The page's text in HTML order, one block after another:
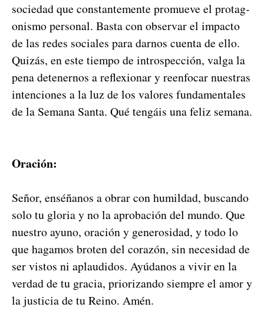
sociedad que con­stan­te­mente pro­mueve el pro­tag­
o­nis­mo per­son­al. Bas­ta con obser­var el impacto
de las redes sociales para darnos cuen­ta de ello.
Quizás, en este tiem­po de intro­spec­ción, val­ga la
pena deten­er­nos a reflex­ionar y reen­fo­car nues­tras
inten­ciones a la luz de los val­ores fun­da­men­tales
de la Sem­ana San­ta. Qué tengáis una feliz sem­ana.
Oración:
Señor, enséñanos a obrar con humil­dad, bus­can­do
solo tu glo­ria y no la aprobación del mun­do. Que
nue­stro ayuno, oración y gen­erosi­dad, y todo lo
que hag­amos broten del corazón, sin necesi­dad de
ser vis­tos ni aplau­di­dos. Ayú­danos a vivir en la
ver­dad de tu gra­cia, pri­or­izan­do siem­pre el amor y
la jus­ti­cia de tu Reino. Amén.